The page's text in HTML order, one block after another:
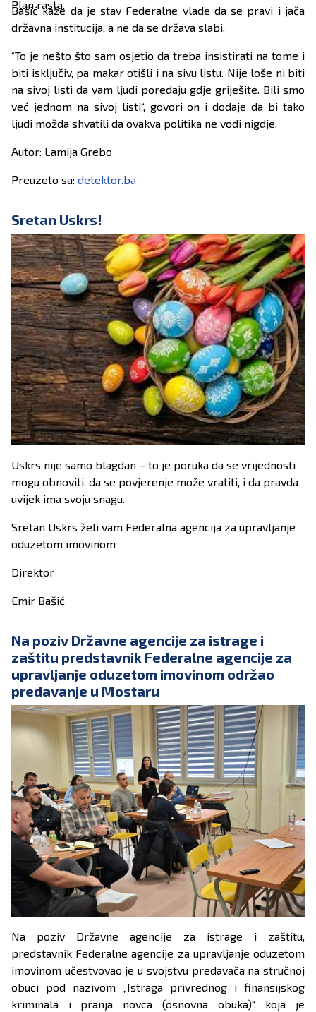
Plan rasta.
Bašić kaže da je stav Federalne vlade da se pravi i jača
državna institucija, a ne da se država slabi.
“To je nešto što sam osjetio da treba insistirati na tome i
biti isključiv, pa makar otišli i na sivu listu. Nije loše ni biti
na sivoj listi da vam ljudi poredaju gdje griješite. Bili smo
već jednom na sivoj listi“, govori on i dodaje da bi tako
ljudi možda shvatili da ovakva politika ne vodi nigdje.
Autor: Lamija Grebo
Preuzeto sa: detektor.ba
Sretan Uskrs!
Uskrs nije samo blagdan – to je poruka da se vrijednosti
mogu obnoviti, da se povjerenje može vratiti, i da pravda
uvijek ima svoju snagu.
Sretan Uskrs želi vam Federalna agencija za upravljanje
oduzetom imovinom
Direktor
Emir Bašić
Na poziv Državne agencije za istrage i
zaštitu predstavnik Federalne agencije za
upravljanje oduzetom imovinom održao
predavanje u Mostaru
Na poziv Državne agencije za istrage i zaštitu,
predstavnik Federalne agencije za upravljanje oduzetom
imovinom učestvovao je u svojstvu predavača na stručnoj
obuci pod nazivom „Istraga privrednog i finansijskog
kriminala i pranja novca (osnovna obuka)“, koja je